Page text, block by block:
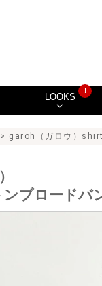
LOOKS
!
> garoh（ガロウ）